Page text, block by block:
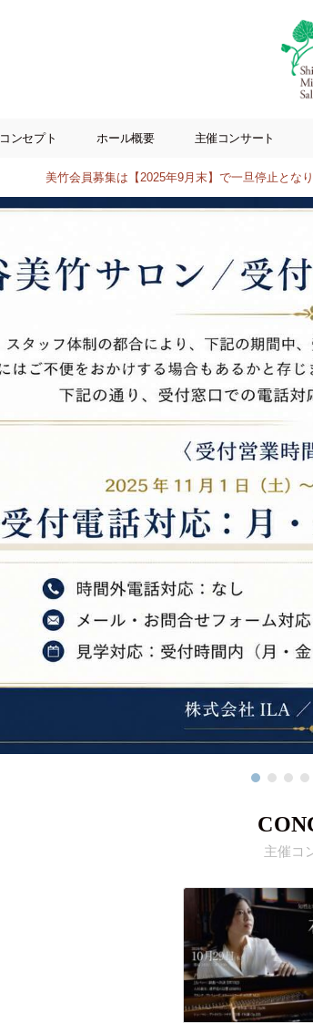
コンセプト ホール概要 主催コンサート
美竹会員募集は【2025年9月末】で一旦停止となりまし
主催コ